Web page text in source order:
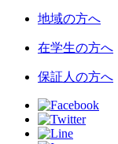
地域の方へ
在学生の方へ
保証人の方へ